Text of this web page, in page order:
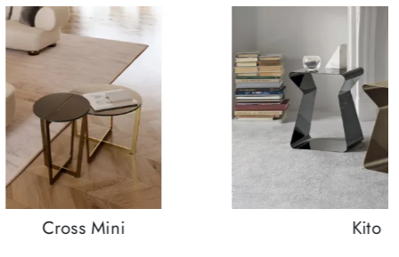
Cross Mini Kito